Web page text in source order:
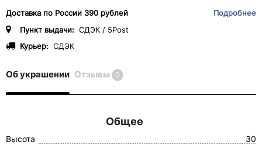
Доставка по России 390 рублей
Подробнее
Пункт выдачи: СДЭК / 5Post
Курьер: СДЭК
Об украшении Отзывы 0
Общее
Высота
30